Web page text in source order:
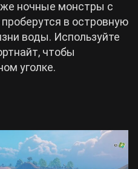
ночные монстры с
в островную
воды. Используйте
чтобы
уголке.